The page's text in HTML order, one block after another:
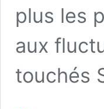
plus les
aux
touchés